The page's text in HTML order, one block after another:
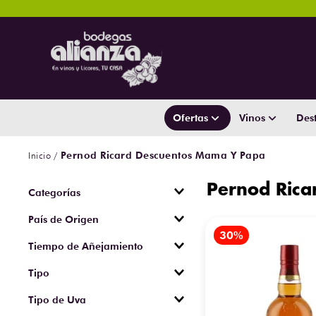
Ofertas Vinos
Pernod Ricard Descuentos Mama Y Papa
Vinos
Ron
País de Origen
Cuba
Barbados
España
Tiempo de Añejamiento
Tipo
Tipo de Uva
Pernod